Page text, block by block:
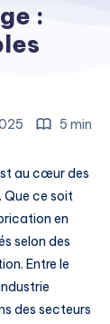
:
5 min
au cœur des
Que ce soit
en
selon des
Entre le
des secteurs